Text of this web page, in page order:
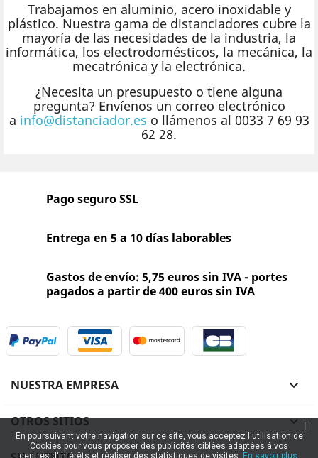
Trabajamos en aluminio, acero inoxidable y
plástico. Nuestra gama de distanciadores cubre la
mayoría de las necesidades de la industria, la
informática, los electrodomésticos, la mecánica, la
mecatrónica y la electrónica.
¿Necesita un presupuesto o tiene alguna
pregunta? Envíenos un correo electrónico
a info@distanciador.es o llámenos al 0033 7 69 93
62 28.
Pago seguro SSL
Entrega en 5 a 10 días laborables
Gastos de envío: 5,75 euros sin IVA - portes
pagados a partir de 400 euros sin IVA
NUESTRA EMPRESA 
OTROS SITIOS 
En poursuivant votre navigation sur ce site, vous acceptez l'utilisation de
Cookies pour vous proposer des publicités ciblées adaptées à vos
centres d'intérêts et réaliser des statistiques de visites.
En savoir plus.